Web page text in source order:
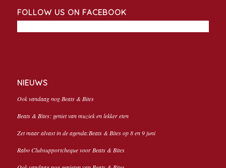
FOLLOW US ON FACEBOOK
NIEUWS
Ook vandaag nog Beats & Bites
Beats & Bites: geniet van muziek en lekker eten
Zet maar alvast in de agenda:Beats & Bites op 8 en 9 juni
Rabo Clubsupportcheque voor Beats & Bites